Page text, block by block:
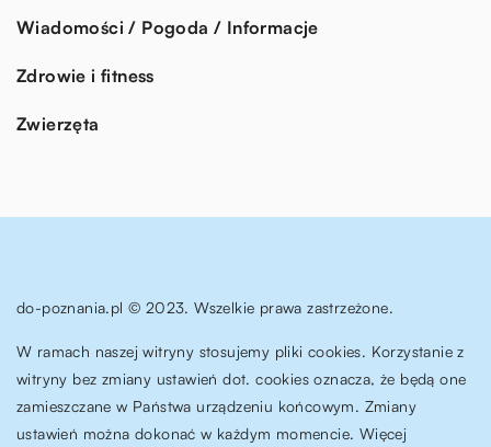
Wiadomości / Pogoda / Informacje
Zdrowie i fitness
Zwierzęta
do-poznania.pl © 2023. Wszelkie prawa zastrzeżone.
W ramach naszej witryny stosujemy pliki cookies. Korzystanie z
witryny bez zmiany ustawień dot. cookies oznacza, że będą one
zamieszczane w Państwa urządzeniu końcowym. Zmiany
ustawień można dokonać w każdym momencie. Więcej